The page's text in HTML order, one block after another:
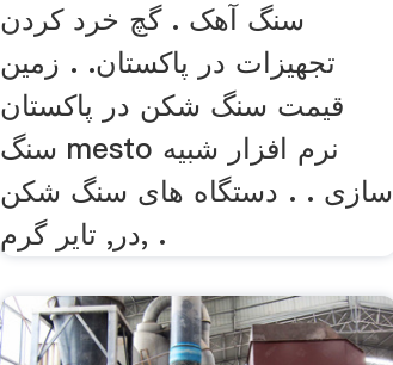
سنگ آهک . گچ خرد کردن
تجهیزات در پاکستان. . زمین
قیمت سنگ شکن در پاکستان
سنگ mesto نرم افزار شبیه
سازی . . دستگاه های سنگ شکن
در, تایر گرم, .